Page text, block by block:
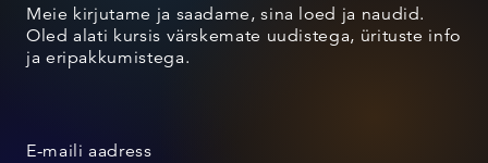
Meie kirjutame ja saadame, sina loed ja naudid.
Oled alati kursis värskemate uudistega, ürituste info
ja eripakkumistega.
E-maili aadress